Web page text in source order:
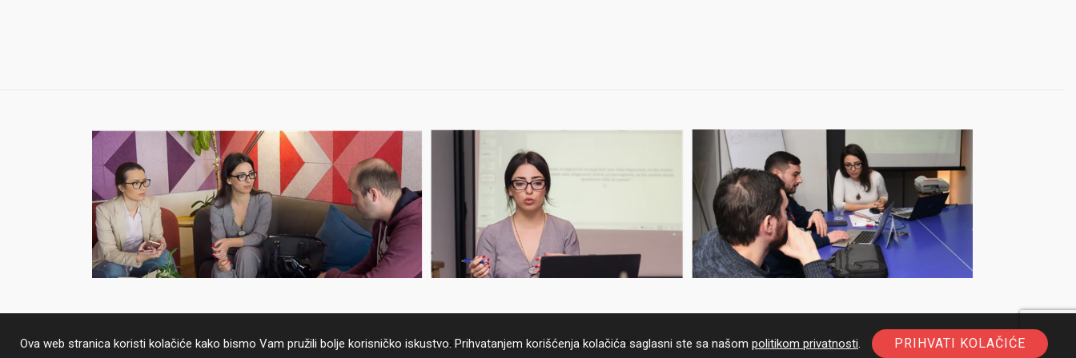
2026 JANJA – ALL RIGHTS RESERVED
Ova web stranica koristi kolačiće kako bismo Vam pružili bolje korisničko iskustvo. Prihvatanjem korišćenja kolačića saglasni ste sa našom politikom privatnosti. PRIHVATI KOLAČIĆE